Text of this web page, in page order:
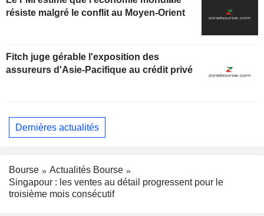
résiste malgré le conflit au Moyen-Orient
Fitch juge gérable l'exposition des
assureurs d'Asie-Pacifique au crédit privé
Dernières actualités
Bourse
Actualités Bourse
Singapour : les ventes au détail progressent pour le
troisième mois consécutif